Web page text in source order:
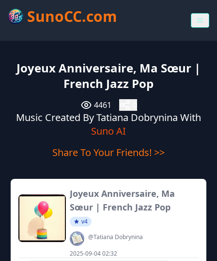
SunoCC.com
Joyeux Anniversaire, Ma Sœur |
French Jazz Pop
4461
Music Created By Tatiana Dobrynina With
Suno AI
Share To Your Friends! >>
Joyeux Anniversaire, Ma
Sœur | French Jazz Pop
v4
@Tatiana Dobrynina
2025-09-04 02:32